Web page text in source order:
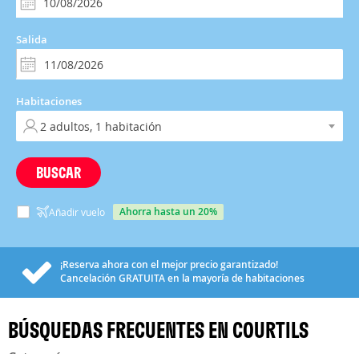
Salida
Habitaciones
BUSCAR
Añadir vuelo ahorra hasta un 20%
¡Reserva ahora con el mejor precio garantizado!
Cancelación GRATUITAen la mayoría de habitaciones
BÚSQUEDAS FRECUENTES EN COURTILS